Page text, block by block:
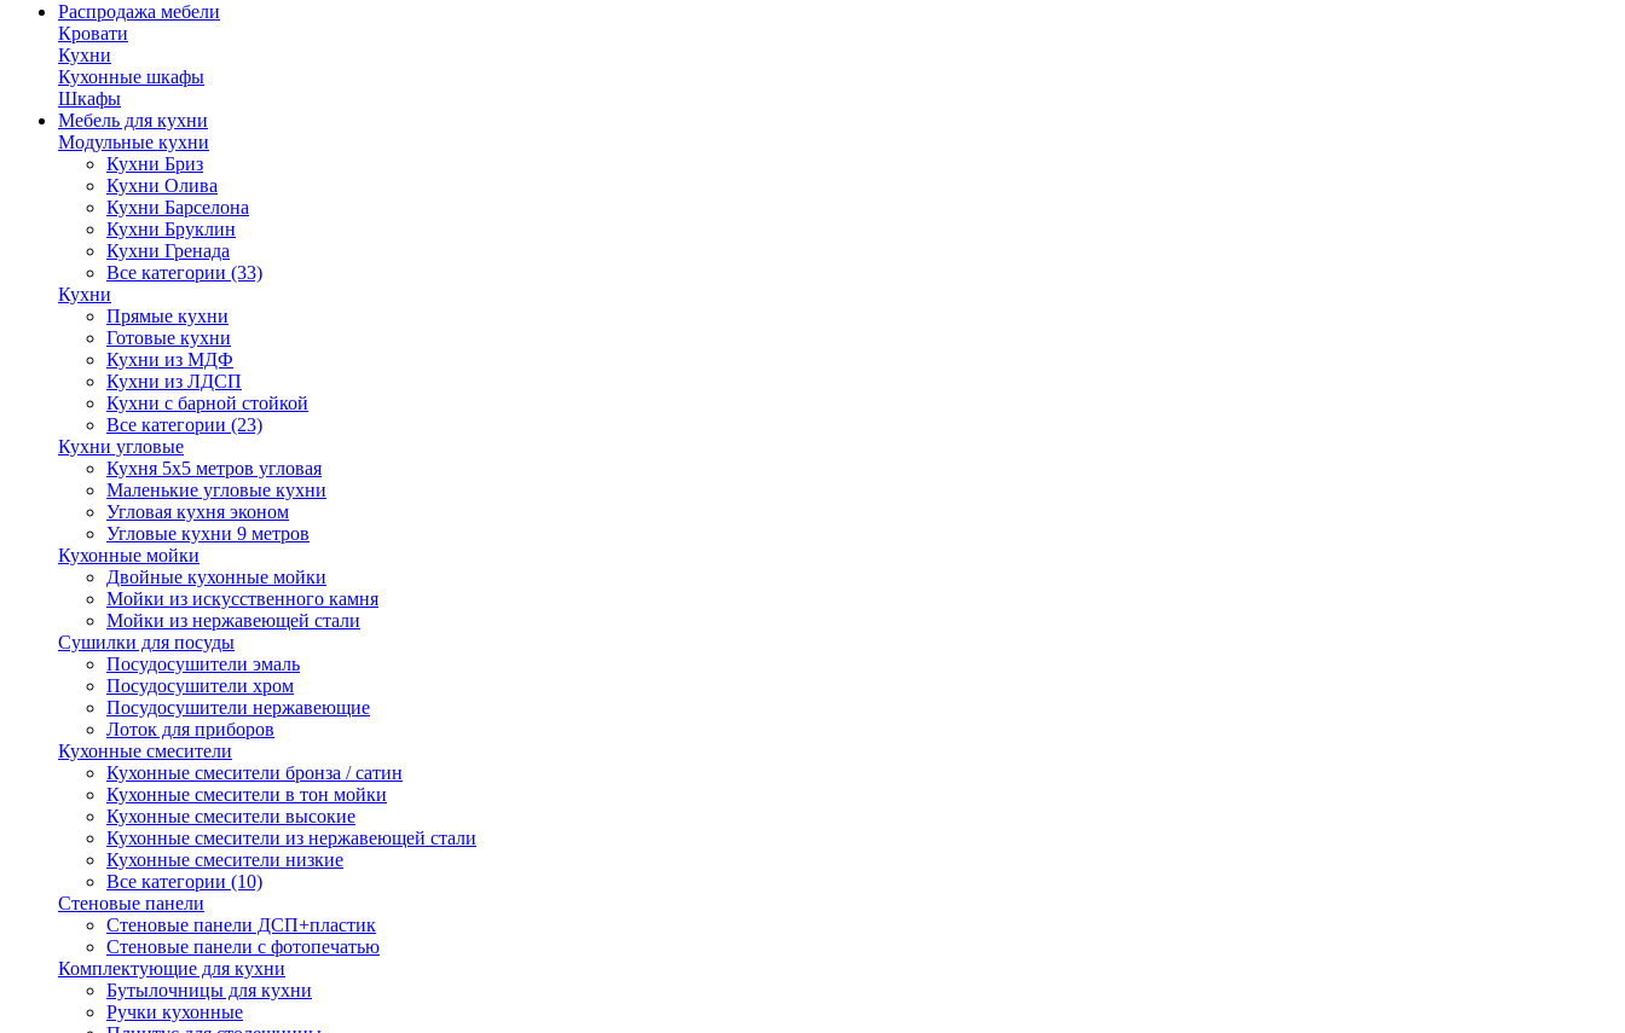
Распродажа мебели
Кровати
Кухни
Кухонные шкафы
Шкафы
Мебель для кухни
Модульные кухни
Кухни Бриз
Кухни Олива
Кухни Барселона
Кухни Бруклин
Кухни Гренада
Все категории (33)
Кухни
Прямые кухни
Готовые кухни
Кухни из МДФ
Кухни из ЛДСП
Кухни с барной стойкой
Все категории (23)
Кухни угловые
Кухня 5х5 метров угловая
Маленькие угловые кухни
Угловая кухня эконом
Угловые кухни 9 метров
Кухонные мойки
Двойные кухонные мойки
Мойки из искусственного камня
Мойки из нержавеющей стали
Сушилки для посуды
Посудосушители эмаль
Посудосушители хром
Посудосушители нержавеющие
Лоток для приборов
Кухонные смесители
Кухонные смесители бронза / сатин
Кухонные смесители в тон мойки
Кухонные смесители высокие
Кухонные смесители из нержавеющей стали
Кухонные смесители низкие
Все категории (10)
Стеновые панели
Стеновые панели ДСП+пластик
Стеновые панели с фотопечатью
Комплектующие для кухни
Бутылочницы для кухни
Ручки кухонные